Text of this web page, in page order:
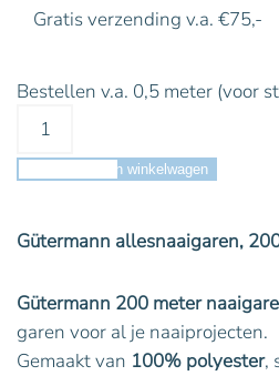
Gratis verzending v.a. €75,-
Bestellen v.a. 0,5 meter (voor
Toevoegen aan winkelwagen
Gütermann allesnaaigaren,
Gütermann 200 meter
garen voor al je naaiprojecten.
Gemaakt van 100% polyester,